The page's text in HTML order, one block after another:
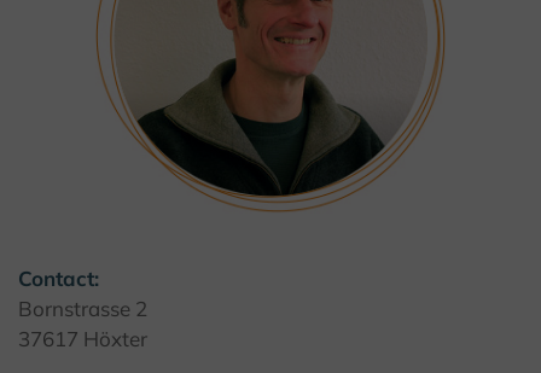
Contact:
Bornstrasse 2
37617 Höxter